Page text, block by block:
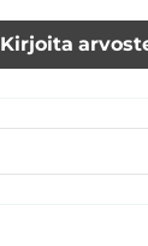
Kirjoita